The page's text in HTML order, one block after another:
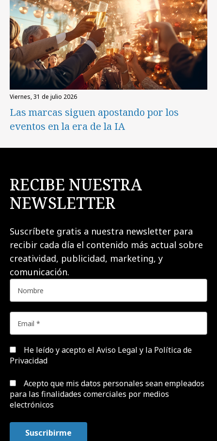
viernes, 31 de julio 2026
Las marcas siguen apostando por los
eventos en la era de la IA
RECIBE NUESTRA
NEWSLETTER
Suscríbete gratis a nuestra newsletter para
recibir cada día el contenido más actual sobre
creatividad, publicidad, marketing, y
comunicación.
He leído y acepto el Aviso Legal y la Política de
Privacidad
Acepto que mis datos personales sean empleados
para las finalidades comerciales por medios
electrónicos